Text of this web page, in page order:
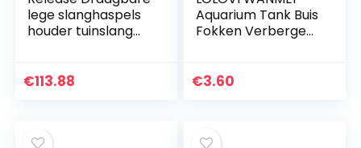
lege slanghaspels
houder tuinslang
tuinslang opslag
€113.88
Aquarium Tank Buis
Fokken Verbergen
Spawn Live Plant
€3.60